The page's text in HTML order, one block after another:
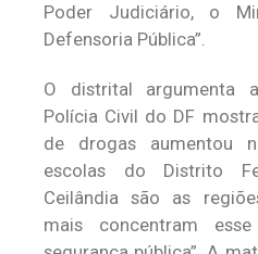
Poder Judiciário, o
Defensoria Pública”.
O distrital argumenta
Polícia Civil do DF
de drogas aumentou
escolas do Distrito
Ceilândia são as
mais concentram